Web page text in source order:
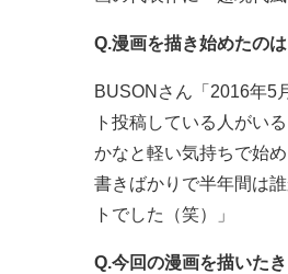
Q.漫画を描き始めたの
BUSONさん「2016年5
ト投稿している人がい
かなと軽い気持ちで始
書きばかりで半年間は
トでした（笑）」
Q.今回の漫画を描いたき